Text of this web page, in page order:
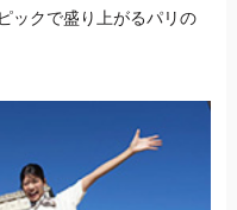
ックで盛り上がるパリの